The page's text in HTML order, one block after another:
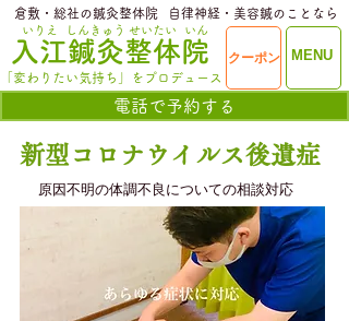
ME
​入江鍼灸整体院
いりえ
MENU
クーポン
電話で予約する
せいたい
しんきゅう いん
「変わりたい気持ち」をプロデュース
​倉敷・総社の鍼灸整体院 ​自律神経・美容鍼のことなら
新型コロナウイルス後遺症
原因不明の体調不良についての相談対応